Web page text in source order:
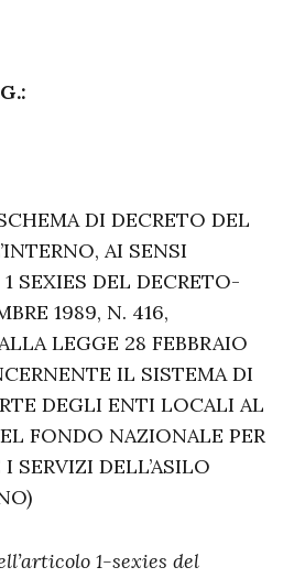
DI DECRETO DEL
AI SENSI
SEXIES DEL DECRETO-
1989, N. 416,
LEGGE 28 FEBBRAIO
IL SISTEMA DI
DEGLI ENTI LOCALI AL
FONDO NAZIONALE PER
SERVIZI DELL’ASILO
1-sexies del